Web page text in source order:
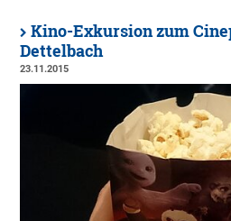
Kino-Exkursion zum
Dettelbach
23.11.2015